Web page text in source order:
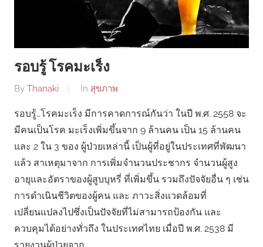
รอบรู้ โรคมะเร็ง
By Thanaki In สุขภาพ
รอบรู้…โรคมะเร็ง มีการคาดการณ์กันว่า ในปี พ.ศ. 2558 จะ
มีคนเป็นโรค มะเร็งเพิ่มขึ้นจาก 9 ล้านคน เป็น 15 ล้านคน
และ 2 ใน 3 ของ ผู้ป่วยเหล่านี้ เป็นผู้ที่อยู่ในประเทศที่พัฒนา
แล้ว สาเหตุมาจาก การเพิ่มจํานวนประชากร จํานวนผู้สูง
อายุและอัตราของผู้สูบบุหรี่ ที่เพิ่มขึ้น รวมถึงปัจจัยอื่น ๆ เช่น
การดําเนินชีวิตของผู้คน และ ภาวะสิ่งแวดล้อมที่
เปลี่ยนแปลงไปซึ่งเป็นปัจจัยที่ไม่สามารถป้องกัน และ
ควบคุมได้อย่างทั่วถึง ในประเทศไทย เมื่อปี พ.ศ. 2538 มี